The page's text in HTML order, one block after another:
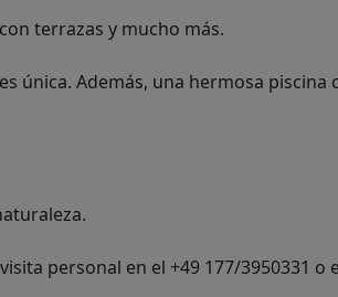
terrazas y mucho más.
única. Además, una hermosa piscina
personal en el +49 177/3950331 o